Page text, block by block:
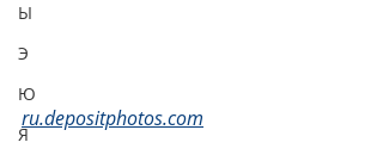
Ы
Э
Ю
Я
ru.depositphotos.com